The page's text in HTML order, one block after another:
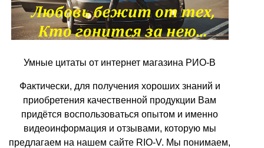
Умные цитаты от интернет магазина РИО-В
Фактически, для получения хороших знаний и
приобретения качественной продукции Вам
придётся воспользоваться опытом и именно
видеоинформация и отзывами, которую мы
предлагаем на нашем сайте RIO-V. Мы понимаем,